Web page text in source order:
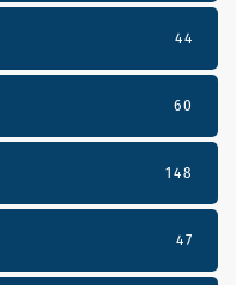
44
60
148
47